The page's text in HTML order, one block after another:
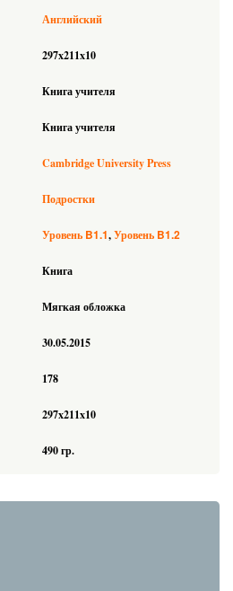
Английский
297x211x10
Книга учителя
Книга учителя
Cambridge University Press
Подростки
Уровень B1.1 Уровень B1.2
Книга
Мягкая обложка
30.05.2015
178
297x211x10
490 гр.